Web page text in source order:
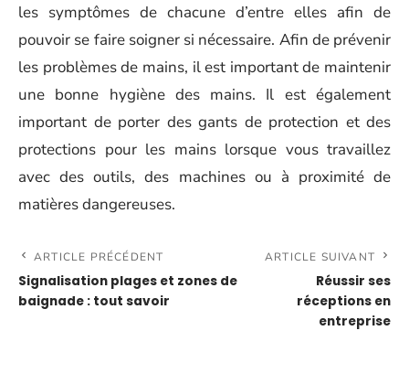
les symptômes de chacune d’entre elles afin de
pouvoir se faire soigner si nécessaire. Afin de prévenir
les problèmes de mains, il est important de maintenir
une bonne hygiène des mains. Il est également
important de porter des gants de protection et des
protections pour les mains lorsque vous travaillez
avec des outils, des machines ou à proximité de
matières dangereuses.
ARTICLE PRÉCÉDENT
Signalisation plages et zones de
baignade : tout savoir
ARTICLE SUIVANT
Réussir ses
réceptions en
entreprise